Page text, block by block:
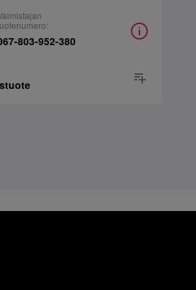
803-952-380